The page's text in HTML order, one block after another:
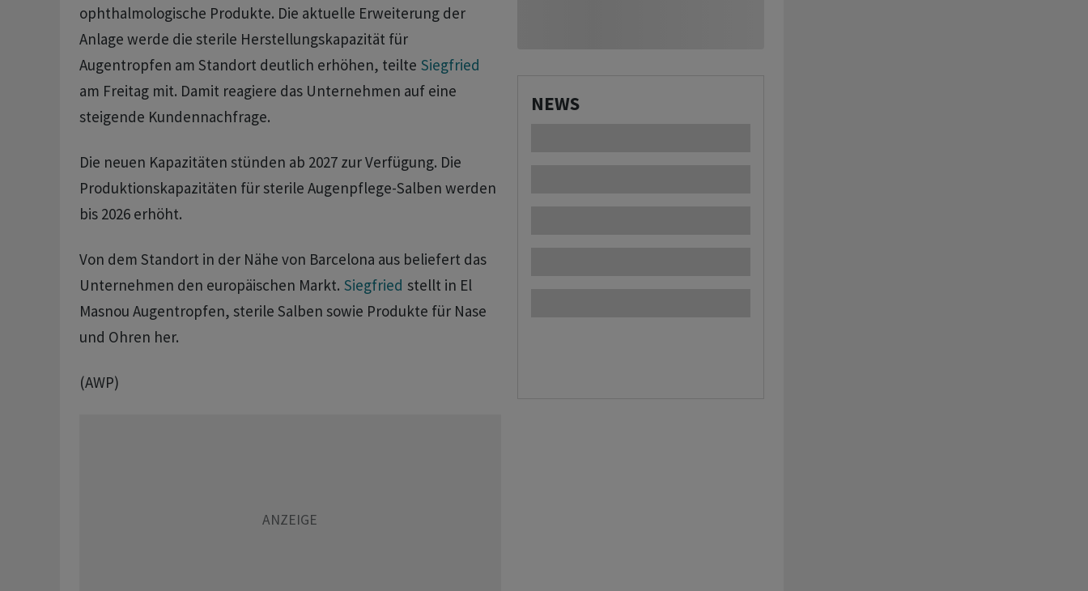
ophthalmologische Produkte. Die aktuelle Erweiterung der
Anlage werde die sterile Herstellungskapazität für
Augentropfen am Standort deutlich erhöhen, teilte Siegfried
am Freitag mit. Damit reagiere das Unternehmen auf eine
steigende Kundennachfrage.
Die neuen Kapazitäten stünden ab 2027 zur Verfügung. Die
Produktionskapazitäten für sterile Augenpflege-Salben werden
bis 2026 erhöht.
Von dem Standort in der Nähe von Barcelona aus beliefert das
Unternehmen den europäischen Markt. Siegfried stellt in El
Masnou Augentropfen, sterile Salben sowie Produkte für Nase
und Ohren her.
(AWP)
NEWS